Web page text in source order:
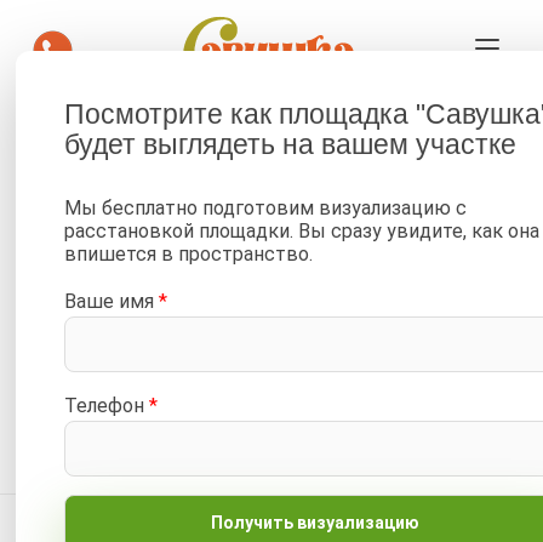
Главная — Каталог — Все детские площадки Савушка —
Игровой городок Савушка №3 (детская площадка, песочница,
Новинка!
Артикул:КР3-МХГ
Посмотрите как площадка
будет выглядеть на вашем участке
Мы бесплатно подготовим визуализацию с
расстановкой площадки. Вы сразу увидите, как она
впишется в пространство.
Ваше имя *
Телефон *